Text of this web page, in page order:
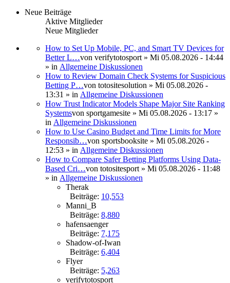
Neue Beiträge
Aktive Mitglieder
Neue Mitglieder
How to Set Up Mobile, PC, and Smart TV Devices for
Better L…von verifytotosport » Mi 05.08.2026 - 14:44
» in Allgemeine Diskussionen
How to Review Domain Check Systems for Suspicious
Betting P…von totositesolution » Mi 05.08.2026 -
13:31 » in Allgemeine Diskussionen
How Trust Indicator Models Shape Major Site Ranking
Systemsvon sportgamesite » Mi 05.08.2026 - 13:17 »
in Allgemeine Diskussionen
How to Use Casino Budget and Time Limits for More
Responsib…von sportsbooksite » Mi 05.08.2026 -
12:53 » in Allgemeine Diskussionen
How to Compare Safer Betting Platforms Using Data-
Based Cri…von totositesport » Mi 05.08.2026 - 11:48
» in Allgemeine Diskussionen
Therak
Beiträge: 10,553
Manni_B
Beiträge: 8,880
hafensaenger
Beiträge: 7,175
Shadow-of-Iwan
Beiträge: 6,404
Flyer
Beiträge: 5,263
verifytotosport